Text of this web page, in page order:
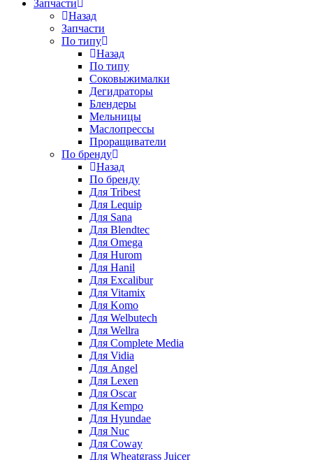
Запчасти
Назад
Запчасти
По типу
Назад
По типу
Соковыжималки
Дегидраторы
Блендеры
Мельницы
Маслопрессы
Проращиватели
По бренду
Назад
По бренду
Для Tribest
Для Lequip
Для Sana
Для Blendtec
Для Omega
Для Hurom
Для Hanil
Для Excalibur
Для Vitamix
Для Komo
Для Welbutech
Для Wellra
Для Complete Media
Для Vidia
Для Angel
Для Lexen
Для Oscar
Для Kempo
Для Hyundae
Для Nuc
Для Coway
Для Wheatgrass Juicer